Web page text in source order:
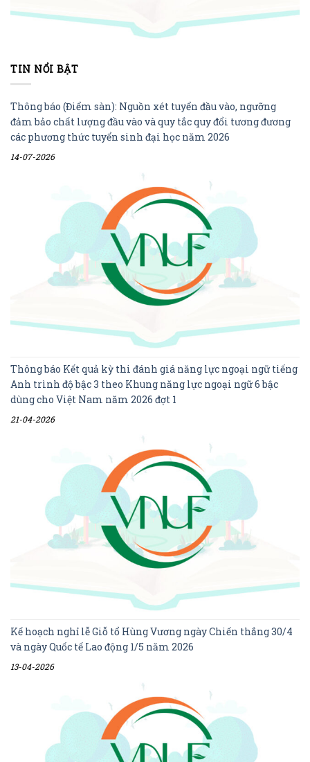
TIN NỔI BẬT
Thông báo (Điểm sàn): Nguồn xét tuyển đầu vào, ngưỡng
đảm bảo chất lượng đầu vào và quy tắc quy đổi tương đương
các phương thức tuyển sinh đại học năm 2026
14-07-2026
Thông báo Kết quả kỳ thi đánh giá năng lực ngoại ngữ tiếng
Anh trình độ bậc 3 theo Khung năng lực ngoại ngữ 6 bậc
dùng cho Việt Nam năm 2026 đợt 1
21-04-2026
Kế hoạch nghỉ lễ Giỗ tổ Hùng Vương ngày Chiến thắng 30/4
và ngày Quốc tế Lao động 1/5 năm 2026
13-04-2026